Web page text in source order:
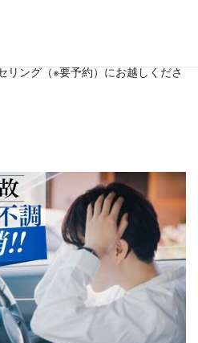
リング（※要予約）にお越しくださ